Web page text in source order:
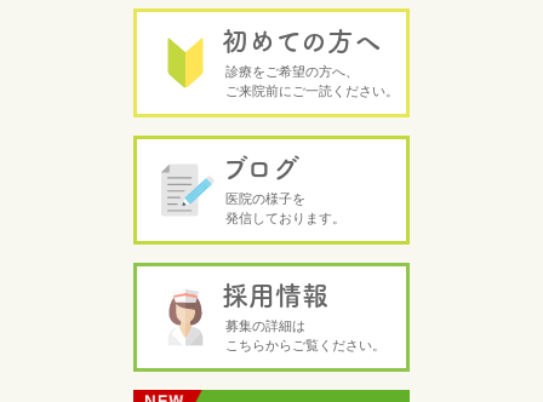
初めての方へ
診療をご希望の方へ、
ご来院前にご一読ください。
ブログ
医院の様子を
発信しております。
採用情報
募集の詳細は
こちらからご覧ください。